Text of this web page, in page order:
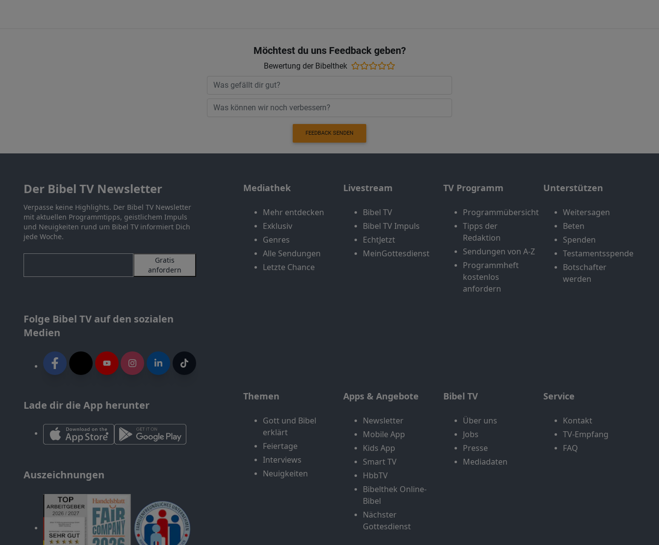
Möchtest du uns Feedback geben?
Bewertung der Bibelthek
FEEDBACK SENDEN
Der Bibel TV Newsletter
Verpasse keine Highlights. Der Bibel TV Newsletter
mit aktuellen Programmtipps, geistlichem Impuls
und Neuigkeiten rund um Bibel TV informiert Dich
jede Woche.
Gratis
anfordern
Folge Bibel TV auf den sozialen
Medien
Lade dir die App herunter
Auszeichnungen
Mediathek
Mehr entdecken
Exklusiv
Genres
Alle Sendungen
Letzte Chance
Livestream
Bibel TV
Bibel TV Impuls
EchtJetzt
MeinGottesdienst
TV Programm
Programmübersicht
Tipps der
Redaktion
Sendungen von A-Z
Programmheft
kostenlos
anfordern
Unterstützen
Weitersagen
Beten
Spenden
Testamentsspende
Botschafter
werden
Themen
Gott und Bibel
erklärt
Feiertage
Interviews
Neuigkeiten
Apps & Angebote
Newsletter
Mobile App
Kids App
Smart TV
HbbTV
Bibelthek Online-
Bibel
Nächster
Gottesdienst
Bibel TV
Über uns
Jobs
Presse
Mediadaten
Service
Kontakt
TV-Empfang
FAQ